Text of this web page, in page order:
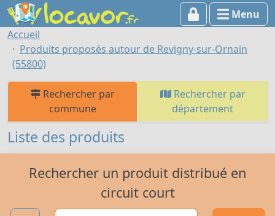
Menu
Accueil
Produits proposés autour de Revigny-sur-Ornain
(55800)
Rechercher par
commune
Rechercher par
département
Liste des produits
Rechercher un produit distribué en
circuit court